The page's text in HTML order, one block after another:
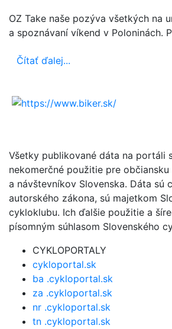
OZ Take naše pozýva všetkých na
a spoznávaní víkend v Poloninách.
Čítať ďalej...
Všetky publikované dáta na portáli
nekomerčné použitie pre
a návštevníkov Slovenska. Dáta sú
autorského zákona, sú majetkom
cykloklubu. Ich ďalšie použitie a
písomným súhlasom Slovenského
CYKLOPORTALY
cykloportal.sk
ba .cykloportal.sk
za .cykloportal.sk
nr .cykloportal.sk
tn .cykloportal.sk